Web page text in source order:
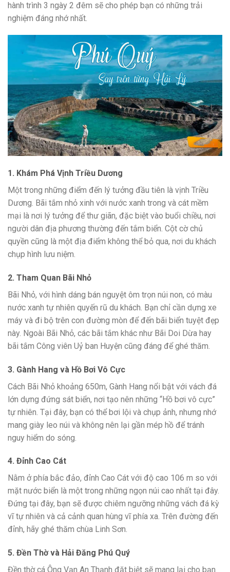
hành trình 3 ngày 2 đêm sẽ cho phép bạn có những trải
nghiệm đáng nhớ nhất.
1. Khám Phá Vịnh Triều Dương
Một trong những điểm đến lý tưởng đầu tiên là vịnh Triều
Dương. Bãi tắm nhỏ xinh với nước xanh trong và cát mềm
mại là nơi lý tưởng để thư giãn, đặc biệt vào buổi chiều, nơi
người dân địa phương thường đến tắm biển. Cột cờ chủ
quyền cũng là một địa điểm không thể bỏ qua, nơi du khách
chụp hình lưu niệm.
2. Tham Quan Bãi Nhỏ
Bãi Nhỏ, với hình dáng bán nguyệt ôm trọn núi non, có màu
nước xanh tự nhiên quyến rũ du khách. Bạn chỉ cần dựng xe
máy và đi bộ trên con đường mòn để đến bãi biển tuyệt đẹp
này. Ngoài Bãi Nhỏ, các bãi tắm khác như Bãi Doi Dừa hay
bãi tắm Công viên Uỷ ban Huyện cũng đáng để ghé thăm.
3. Gành Hang và Hồ Bơi Vô Cực
Cách Bãi Nhỏ khoảng 650m, Gành Hang nổi bật với vách đá
lớn dựng đứng sát biển, nơi tạo nên những “Hồ bơi vô cực”
tự nhiên. Tại đây, bạn có thể bơi lội và chụp ảnh, nhưng nhớ
mang giày leo núi và không nên lại gần mép hồ để tránh
nguy hiểm do sóng.
4. Đỉnh Cao Cát
Nằm ở phía bắc đảo, đỉnh Cao Cát với độ cao 106 m so với
mặt nước biển là một trong những ngọn núi cao nhất tại đây.
Đứng tại đây, bạn sẽ được chiêm ngưỡng những vách đá kỳ
vĩ tự nhiên và cả cảnh quan hùng vĩ phía xa. Trên đường đến
đỉnh, hãy ghé thăm chùa Linh Sơn.
5. Đền Thờ và Hải Đăng Phú Quý
Đền thờ cá Ông Vạn An Thạnh đặt biệt sẽ mang lại cho bạn